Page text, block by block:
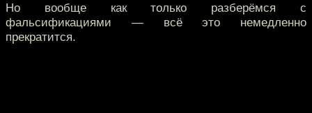
Но вообще как только разберёмся с
фальсификациями — всё это немедленно
прекратится.